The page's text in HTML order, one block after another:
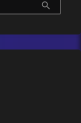
et ses donjons
search